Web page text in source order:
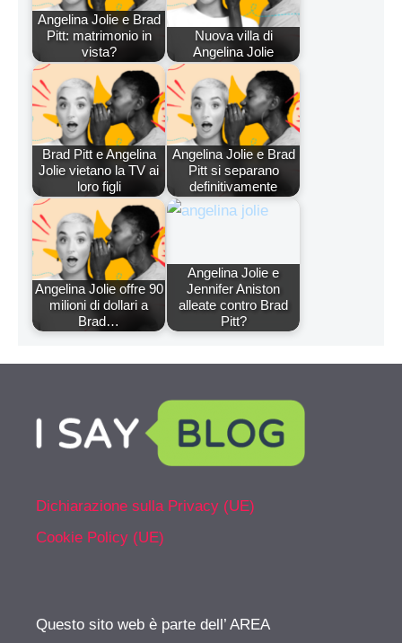
Angelina Jolie e Brad
Pitt: matrimonio in
vista?
Nuova villa di
Angelina Jolie
Brad Pitt e Angelina
Jolie vietano la TV ai
loro figli
Angelina Jolie e Brad
Pitt si separano
definitivamente
Angelina Jolie offre 90
milioni di dollari a
Brad…
Angelina Jolie e
Jennifer Aniston
alleate contro Brad
Pitt?
Dichiarazione sulla Privacy (UE)
Cookie Policy (UE)
Questo sito web è parte dell’ AREA